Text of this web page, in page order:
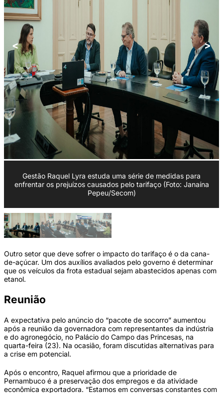
< >
Gestão Raquel Lyra estuda uma série de medidas para
enfrentar os prejuízos causados pelo tarifaço (Foto: Janaína
Pepeu/Secom)
Outro setor que deve sofrer o impacto do tarifaço é o da cana-
de-açúcar. Um dos auxílios avaliados pelo governo é determinar
que os veículos da frota estadual sejam abastecidos apenas com
etanol.
Reunião
A expectativa pelo anúncio do “pacote de socorro” aumentou
após a reunião da governadora com representantes da indústria
e do agronegócio, no Palácio do Campo das Princesas, na
quarta-feira (23). Na ocasião, foram discutidas alternativas para
a crise em potencial.
Após o encontro, Raquel afirmou que a prioridade de
Pernambuco é a preservação dos empregos e da atividade
econômica exportadora. “Estamos em conversas constantes com